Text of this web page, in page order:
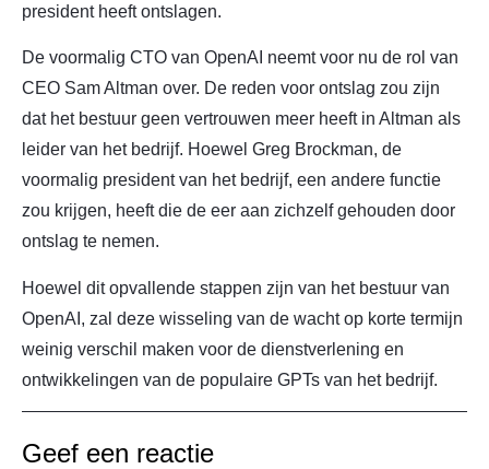
president heeft ontslagen.
De voormalig CTO van OpenAI neemt voor nu de rol van
CEO Sam Altman over. De reden voor ontslag zou zijn
dat het bestuur geen vertrouwen meer heeft in Altman als
leider van het bedrijf. Hoewel Greg Brockman, de
voormalig president van het bedrijf, een andere functie
zou krijgen, heeft die de eer aan zichzelf gehouden door
ontslag te nemen.
Hoewel dit opvallende stappen zijn van het bestuur van
OpenAI, zal deze wisseling van de wacht op korte termijn
weinig verschil maken voor de dienstverlening en
ontwikkelingen van de populaire GPTs van het bedrijf.
Geef een reactie